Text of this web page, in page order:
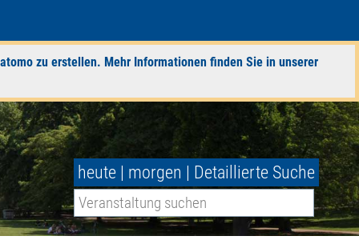
zu erstellen. Mehr Informationen finden Sie in unserer
heute | morgen | Detaillierte Suche